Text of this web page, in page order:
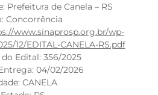
Prefeitura de Canela – RS
Concorrência
www.sinaprosp.org.br/wp-
12/EDITAL-CANELA-RS.pdf
Edital: 356/2025
04/02/2026
CANELA